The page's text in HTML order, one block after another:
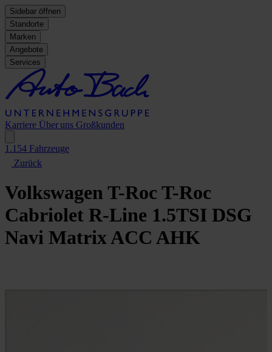
Sidebar öffnen
Standorte
Marken
Angebote
Services
Karriere Über uns Großkunden
1.154 Fahrzeuge
Zurück
Volkswagen T-RocT-Roc
Cabriolet R-Line 1.5TSI DSG
Navi Matrix ACC AHK